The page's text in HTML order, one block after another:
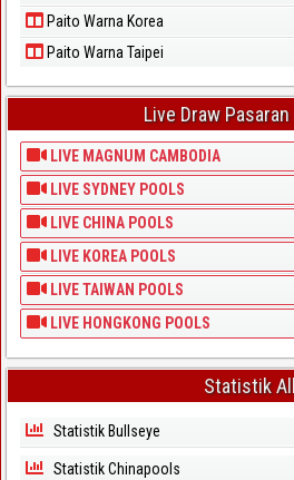
Paito Warna Korea
Paito Warna Taipei
Live Draw
LIVE MAGNUM CAMBODIA
LIVE SYDNEY POOLS
LIVE CHINA POOLS
LIVE KOREA POOLS
LIVE TAIWAN POOLS
LIVE HONGKONG POOLS
Statistik
Statistik Bullseye
Statistik Chinapools